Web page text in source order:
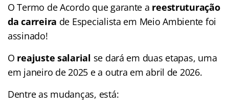
O Termo de Acordo que garante a reestruturação
da carreira de Especialista em Meio Ambiente foi
assinado!
O reajuste salarial se dará em duas etapas, uma
em janeiro de 2025 e a outra em abril de 2026.
Dentre as mudanças, está: